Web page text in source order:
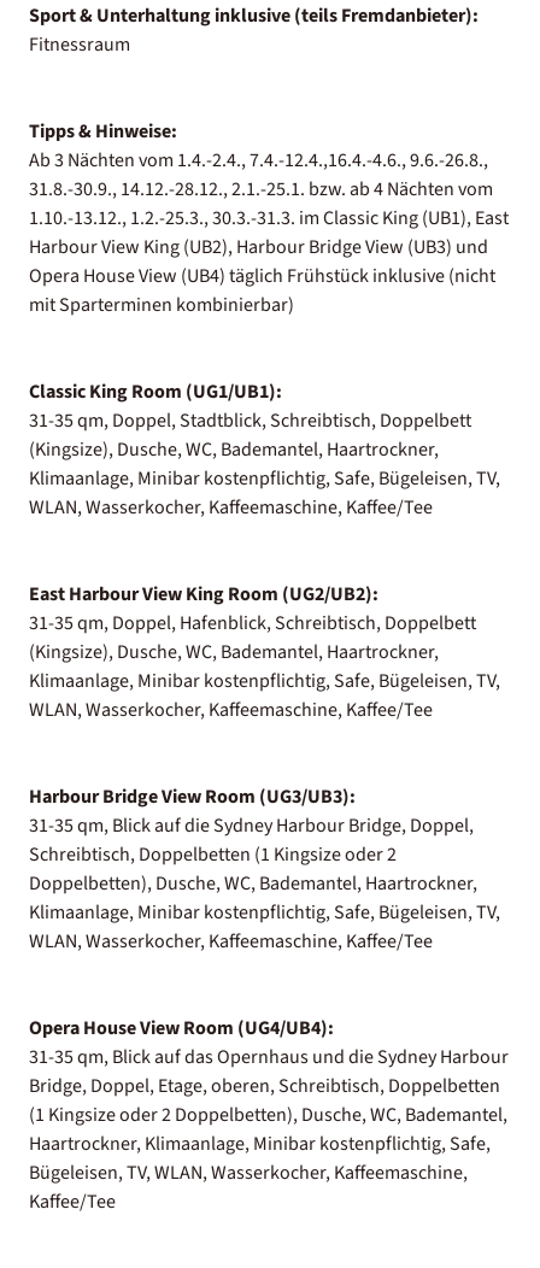
Sport & Unterhaltung inklusive (teils Fremdanbieter):
Fitnessraum
Tipps & Hinweise:
Ab 3 Nächten vom 1.4.-2.4., 7.4.-12.4.,16.4.-4.6., 9.6.-26.8.,
31.8.-30.9., 14.12.-28.12., 2.1.-25.1. bzw. ab 4 Nächten vom
1.10.-13.12., 1.2.-25.3., 30.3.-31.3. im Classic King (UB1), East
Harbour View King (UB2), Harbour Bridge View (UB3) und
Opera House View (UB4) täglich Frühstück inklusive (nicht
mit Sparterminen kombinierbar)
Classic King Room (UG1/UB1):
31-35 qm, Doppel, Stadtblick, Schreibtisch, Doppelbett
(Kingsize), Dusche, WC, Bademantel, Haartrockner,
Klimaanlage, Minibar kostenpflichtig, Safe, Bügeleisen, TV,
WLAN, Wasserkocher, Kaffeemaschine, Kaffee/Tee
East Harbour View King Room (UG2/UB2):
31-35 qm, Doppel, Hafenblick, Schreibtisch, Doppelbett
(Kingsize), Dusche, WC, Bademantel, Haartrockner,
Klimaanlage, Minibar kostenpflichtig, Safe, Bügeleisen, TV,
WLAN, Wasserkocher, Kaffeemaschine, Kaffee/Tee
Harbour Bridge View Room (UG3/UB3):
31-35 qm, Blick auf die Sydney Harbour Bridge, Doppel,
Schreibtisch, Doppelbetten (1 Kingsize oder 2
Doppelbetten), Dusche, WC, Bademantel, Haartrockner,
Klimaanlage, Minibar kostenpflichtig, Safe, Bügeleisen, TV,
WLAN, Wasserkocher, Kaffeemaschine, Kaffee/Tee
Opera House View Room (UG4/UB4):
31-35 qm, Blick auf das Opernhaus und die Sydney Harbour
Bridge, Doppel, Etage, oberen, Schreibtisch, Doppelbetten
(1 Kingsize oder 2 Doppelbetten), Dusche, WC, Bademantel,
Haartrockner, Klimaanlage, Minibar kostenpflichtig, Safe,
Bügeleisen, TV, WLAN, Wasserkocher, Kaffeemaschine,
Kaffee/Tee